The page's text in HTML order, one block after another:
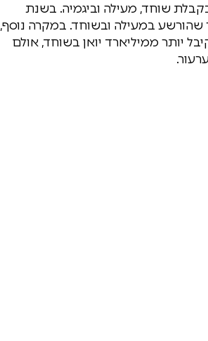
שוחד, מעילה וביגמיה. בשנת
שהורשע במעילה ובשוחד. במקרה נוסף,
נידון בשנת 2018 למוות לאחר שקיבל יותר ממיליארד יואן בשוחד, אולם